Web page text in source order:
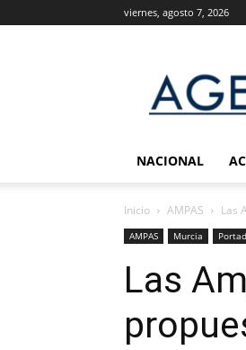
viernes, agosto 7, 2026
NACIONAL
Inicio AMPAS Las
AMPAS Murcia
Las